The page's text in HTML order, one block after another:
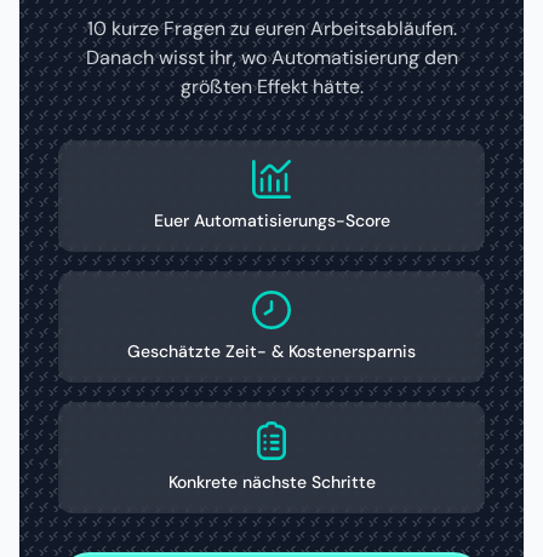
10 kurze Fragen zu euren Arbeitsabläufen.
Danach wisst ihr, wo Automatisierung den
größten Effekt hätte.
Euer Automatisierungs-Score
Geschätzte Zeit- & Kostenersparnis
Konkrete nächste Schritte